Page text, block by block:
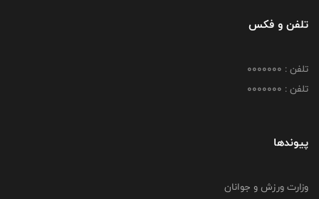
تلفن و فکس
تلفن : 0000000
تلفن : 0000000
پیوندها
وزارت ورزش و جوانان